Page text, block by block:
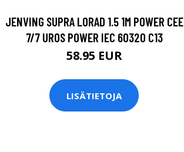
JENVING SUPRA LORAD 1.5 1M POWER CEE
7/7 UROS POWER IEC 60320 C13
58.95 EUR
LISÄTIETOJA